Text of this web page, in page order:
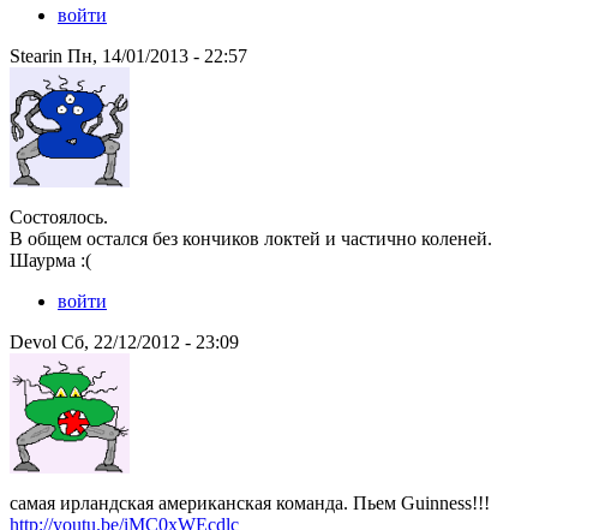
войти
Stearin Пн, 14/01/2013 - 22:57
Состоялось.
В общем остался без кончиков локтей и частично коленей.
Шаурма :(
войти
Devol Сб, 22/12/2012 - 23:09
самая ирландская американская команда. Пьем Guinness!!!
http://youtu.be/iMC0xWEcdlc